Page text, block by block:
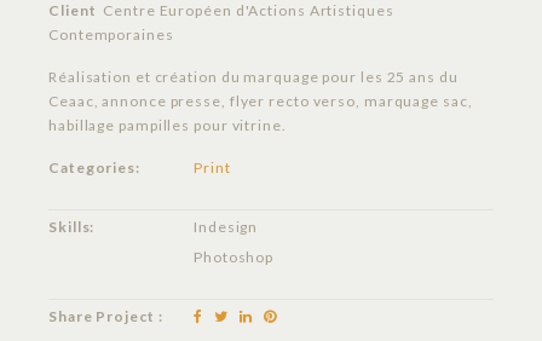
Client Centre Européen d'Actions Artistiques
Contemporaines
Réalisation et création du marquage pour les 25 ans du
Ceaac, annonce presse, flyer recto verso, marquage sac,
habillage pampilles pour vitrine.
Categories: Print
Skills:
Indesign
Photoshop
Share Project :